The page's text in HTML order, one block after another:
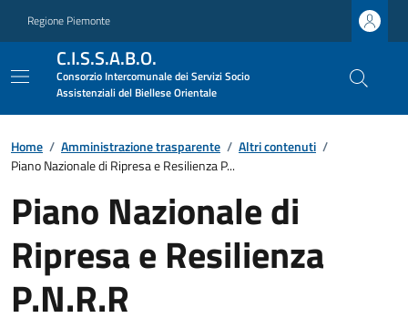
Regione Piemonte
C.I.S.S.A.B.O.
Consorzio Intercomunale dei Servizi Socio
Assistenziali del Biellese Orientale
Home / Amministrazione trasparente / Altri contenuti /
Piano Nazionale di Ripresa e Resilienza P...
Piano Nazionale di
Ripresa e Resilienza
P.N.R.R